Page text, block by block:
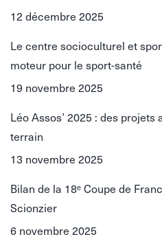
12 décembre 2025
Le centre socioculturel et
moteur pour le sport-santé
19 novembre 2025
Léo Assos’ 2025 : des
terrain
13 novembre 2025
Bilan de la 18ᵉ Coupe de
Scionzier
6 novembre 2025